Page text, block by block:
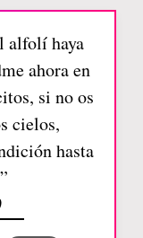
alfolí haya
ahora en
si no os
cielos,
hasta